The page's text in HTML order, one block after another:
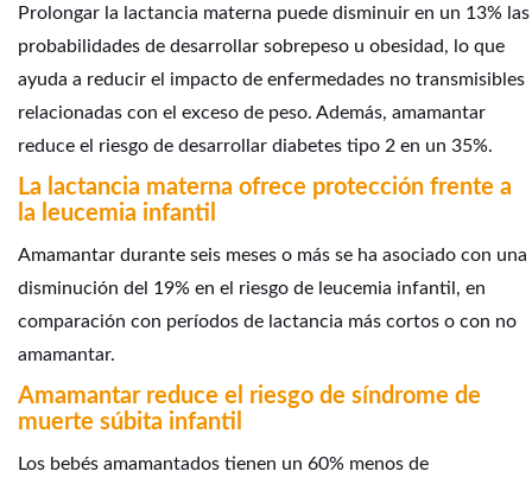
Prolongar la lactancia materna puede disminuir en un 13% las
probabilidades de desarrollar sobrepeso u obesidad, lo que
ayuda a reducir el impacto de enfermedades no transmisibles
relacionadas con el exceso de peso. Además, amamantar
reduce el riesgo de desarrollar diabetes tipo 2 en un 35%.
La lactancia materna ofrece protección frente a
la leucemia infantil
Amamantar durante seis meses o más se ha asociado con una
disminución del 19% en el riesgo de leucemia infantil, en
comparación con períodos de lactancia más cortos o con no
amamantar.
Amamantar reduce el riesgo de síndrome de
muerte súbita infantil
Los bebés amamantados tienen un 60% menos de